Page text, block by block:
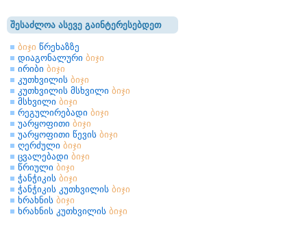
შესაძლოა ასევე გაინტერესებდეთ
ბიჯი წრეხაზზე
დიაგონალური ბიჯი
ირიბი ბიჯი
კუთხვილის ბიჯი
კუთხვილის მსხვილი ბიჯი
მსხვილი ბიჯი
რეგულირებადი ბიჯი
უარყოფითი ბიჯი
უარყოფითი წევის ბიჯი
ღერძული ბიჯი
ცვალებადი ბიჯი
წრიული ბიჯი
ჭანჭიკის ბიჯი
ჭანჭიკის კუთხვილის ბიჯი
ხრახნის ბიჯი
ხრახნის კუთხვილის ბიჯი